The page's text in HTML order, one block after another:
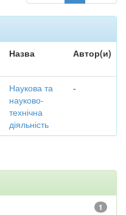
Назва Автор(и)
Наукова та
науково-
технічна
діяльність
-
1